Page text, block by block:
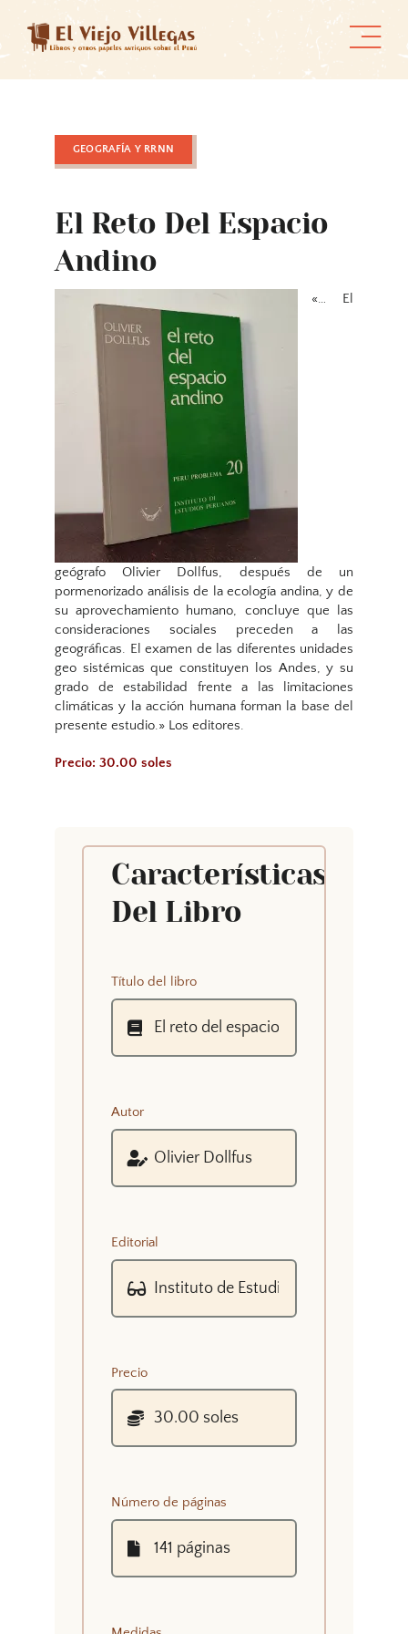
content
GEOGRAFÍA Y RRNN
El Reto Del Espacio
Andino
«… El
geógrafo Olivier Dollfus, después de un
pormenorizado análisis de la ecología andina, y de
su aprovechamiento humano, concluye que las
consideraciones sociales preceden a las
geográficas. El examen de las diferentes unidades
geo sistémicas que constituyen los Andes, y su
grado de estabilidad frente a las limitaciones
climáticas y la acción humana forman la base del
presente estudio.» Los editores.
Precio: 30.00 soles
Características
Del Libro
Título del libro
Autor
Editorial
Precio
Número de páginas